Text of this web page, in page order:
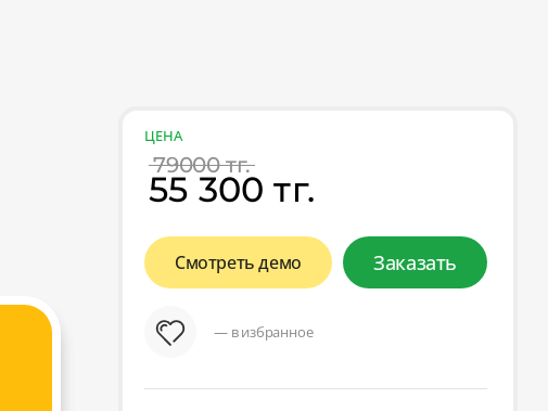
ЦЕНА
79000 тг.
55 300 тг.
Смотреть демо Заказать
— в избранное